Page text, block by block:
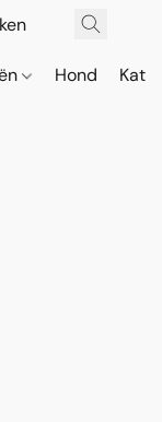
Hond Kat